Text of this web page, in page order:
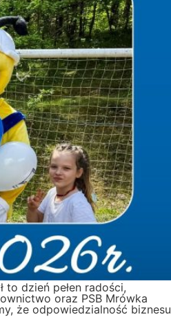
dzień pełen radości,
oraz PSB Mrówka
że odpowiedzialność biznesu